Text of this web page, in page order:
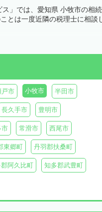
」では、愛知県 小牧市の相続
とは一度近隣の税理士に相談
戸市 小牧市 半田市
長久手市 豊明市
市 常滑市 西尾市
東郷町 丹羽郡扶桑町
阿久比町 知多郡武豊町